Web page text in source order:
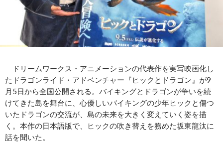
ドリームワークス・アニメーションの代表作を実写映画化し
たドラゴンライド・アドベンチャー『ヒックとドラゴン』が9
月5日から全国公開される。バイキングとドラゴンが争いを続
けてきた島を舞台に、心優しいバイキングの少年ヒックと傷つ
いたドラゴンの交流が、島の未来を大きく変えていく姿を描
く。本作の日本語版で、ヒックの吹き替えを務めた坂東龍汰に
話を聞いた。